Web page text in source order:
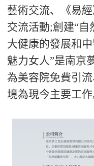
藝術交流、《易
交流活動;創建“自
大健康的發展和中
魅力女人”是南京
為美容院免費引
境為現今主要工作